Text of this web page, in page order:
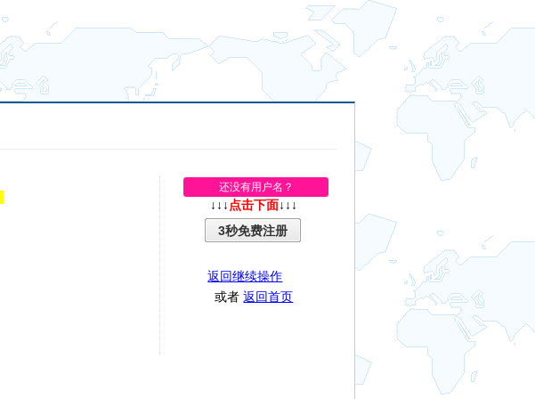
还没有用户名？
↓↓↓ 点击下面 ↓↓↓
3秒免费注册
返回继续操作
或者返回首页